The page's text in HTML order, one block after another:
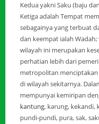
Kedua yakni Saku (baju
Ketiga adalah Tempat
sebagainya yang terbuat
dan keempat ialah
wilayah ini merupakan
perhatian lebih dari
metropolitan
di wilayah sekitarnya.
mempunyai kemiripan
kantung, karung, kekandi,
pundi-pundi, pura, sak,